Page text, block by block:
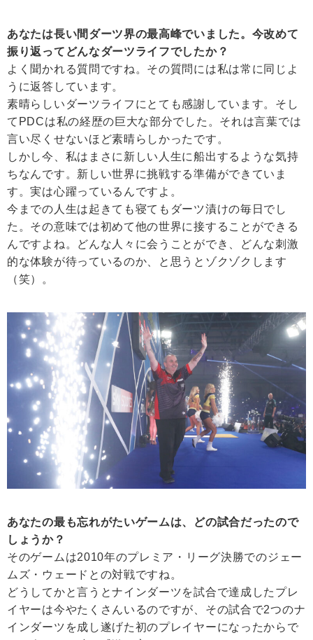
あなたは長い間ダーツ界の最高峰でいました。今改めて
振り返ってどんなダーツライフでしたか？
よく聞かれる質問ですね。その質問には私は常に同じよ
うに返答しています。
素晴らしいダーツライフにとても感謝しています。そし
てPDCは私の経歴の巨大な部分でした。それは言葉では
言い尽くせないほど素晴らしかったです。
しかし今、私はまさに新しい人生に船出するような気持
ちなんです。新しい世界に挑戦する準備ができていま
す。実は心躍っているんですよ。
今までの人生は起きても寝てもダーツ漬けの毎日でし
た。その意味では初めて他の世界に接することができる
んですよね。どんな人々に会うことができ、どんな刺激
的な体験が待っているのか、と思うとゾクゾクします
（笑）。
あなたの最も忘れがたいゲームは、どの試合だったので
しょうか？
そのゲームは2010年のプレミア・リーグ決勝でのジェー
ムズ・ウェードとの対戦ですね。
どうしてかと言うとナインダーツを試合で達成したプレ
イヤーは今やたくさんいるのですが、その試合で2つのナ
インダーツを成し遂げた初のプレイヤーになったからで